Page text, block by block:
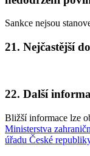
Sankce nejsou
21. Nejčastější
22. Další
Bližší informace lze
Ministerstva
úřadu České